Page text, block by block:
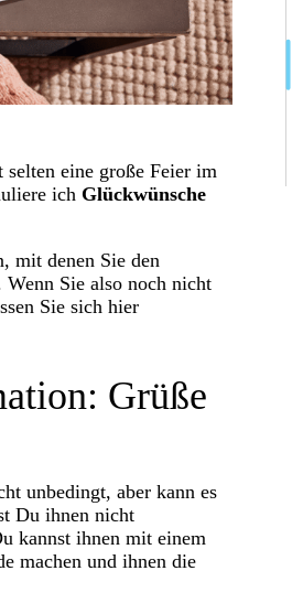
eine große Feier im
ich Glückwünsche
mit denen Sie den
Wenn Sie also noch nicht
Sie sich hier
Grüße
unbedingt, aber kann es
Du ihnen nicht
kannst ihnen mit einem
machen und ihnen die